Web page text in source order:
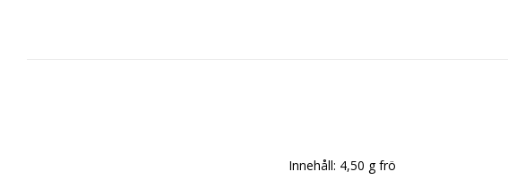
Innehåll: 4,50 g frö